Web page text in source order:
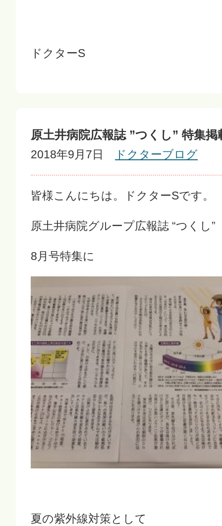
ドクターS
原土井病院広報誌 ”つくし” 特集掲
2018年9月7日 ドクターブログ
皆様こんにちは。ドクターSです。
原土井病院グループ広報誌 “つくし”
8月号特集に
夏の紫外線対策として